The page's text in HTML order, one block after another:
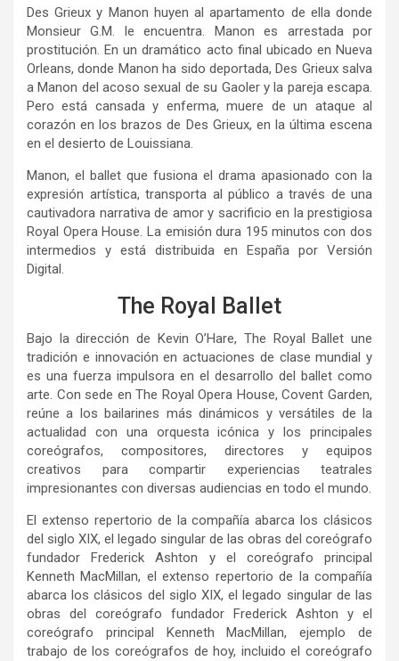
Des Grieux y Manon huyen al apartamento de ella donde
Monsieur G.M. le encuentra. Manon es arrestada por
prostitución. En un dramático acto final ubicado en Nueva
Orleans, donde Manon ha sido deportada, Des Grieux salva
a Manon del acoso sexual de su Gaoler y la pareja escapa.
Pero está cansada y enferma, muere de un ataque al
corazón en los brazos de Des Grieux, en la última escena
en el desierto de Louissiana.
Manon, el ballet que fusiona el drama apasionado con la
expresión artística, transporta al público a través de una
cautivadora narrativa de amor y sacrificio en la prestigiosa
Royal Opera House. La emisión dura 195 minutos con dos
intermedios y está distribuida en España por Versión
Digital.
The Royal Ballet
Bajo la dirección de Kevin O’Hare, The Royal Ballet une
tradición e innovación en actuaciones de clase mundial y
es una fuerza impulsora en el desarrollo del ballet como
arte. Con sede en The Royal Opera House, Covent Garden,
reúne a los bailarines más dinámicos y versátiles de la
actualidad con una orquesta icónica y los principales
coreógrafos, compositores, directores y equipos
creativos para compartir experiencias teatrales
impresionantes con diversas audiencias en todo el mundo.
El extenso repertorio de la compañía abarca los clásicos
del siglo XIX, el legado singular de las obras del coreógrafo
fundador Frederick Ashton y el coreógrafo principal
Kenneth MacMillan, el extenso repertorio de la compañía
abarca los clásicos del siglo XIX, el legado singular de las
obras del coreógrafo fundador Frederick Ashton y el
coreógrafo principal Kenneth MacMillan, ejemplo de
trabajo de los coreógrafos de hoy, incluido el coreógrafo